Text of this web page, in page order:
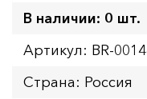
В наличии: 0 шт.
Артикул: BR-
Страна: Россия